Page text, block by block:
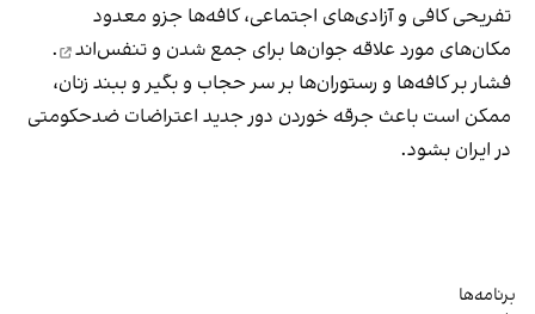
تفریحی کافی و آزادی‌های اجتماعی، کافه‌ها جزو معدود
مکان‌های مورد علاقه جوان‌ها برای جمع شدن و تنفس‌اند
.
فشار بر کافه‌ها و رستوران‌ها بر سر حجاب و بگیر و ببند زنان،
ممکن است باعث جرقه خوردن دور جدید اعتراضات ضدحکومتی
در ایران بشود.
برنامه‌ها